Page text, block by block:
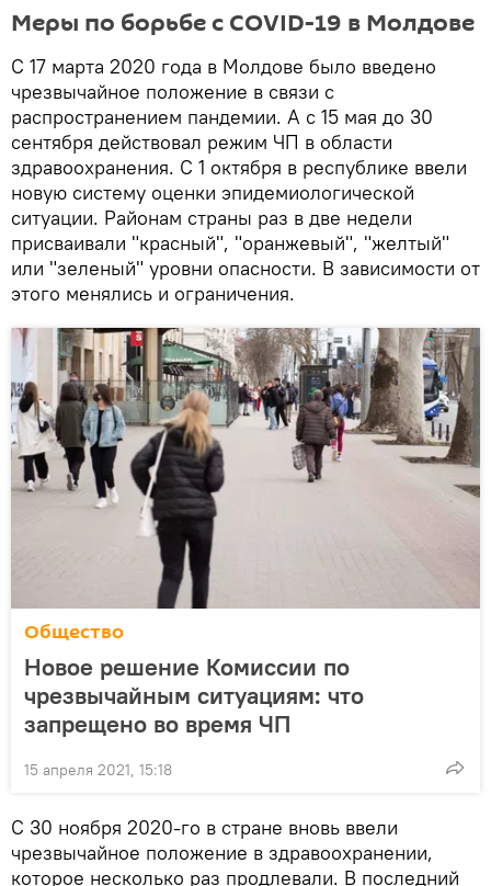
Меры по борьбе с COVID-19 в Молдове
С 17 марта 2020 года в Молдове было введено
чрезвычайное положение в связи с
распространением пандемии. А с 15 мая до 30
сентября действовал режим ЧП в области
здравоохранения. С 1 октября в республике ввели
новую систему оценки эпидемиологической
ситуации. Районам страны раз в две недели
присваивали "красный", "оранжевый", "желтый"
или "зеленый" уровни опасности. В зависимости от
этого менялись и ограничения.
Общество
Новое решение Комиссии по
чрезвычайным ситуациям: что
запрещено во время ЧП
15 апреля 2021, 15:18
С 30 ноября 2020-го в стране вновь ввели
чрезвычайное положение в здравоохранении,
которое несколько раз продлевали. В последний